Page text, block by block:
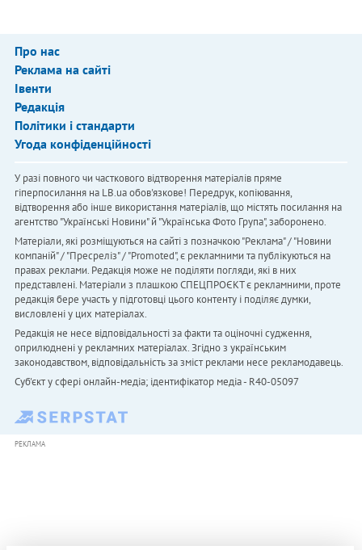
Про нас
Реклама на сайті
Івенти
Редакція
Політики і стандарти
Угода конфіденційності
У разі повного чи часткового відтворення матеріалів пряме
гіперпосилання на LB.ua обов'язкове! Передрук, копіювання,
відтворення або інше використання матеріалів, що містять посилання на
агентство "Українськi Новини" й "Українська Фото Група", заборонено.
Матеріали, які розміщуються на сайті з позначкою "Реклама" / "Новини
компаній" / "Пресреліз" / "Promoted", є рекламними та публікуються на
правах реклами. Редакція може не поділяти погляди, які в них
представлені. Матеріали з плашкою СПЕЦПРОЄКТ є рекламними, проте
редакція бере участь у підготовці цього контенту і поділяє думки,
висловлені у цих матеріалах.
Редакція не несе відповідальності за факти та оціночні судження,
оприлюднені у рекламних матеріалах. Згідно з українським
законодавством, відповідальність за зміст реклами несе рекламодавець.
Cуб'єкт у сфері онлайн-медіа; ідентифікатор медіа - R40-05097
РЕКЛАМА